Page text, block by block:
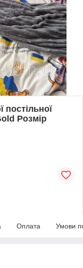
постільної
Розмір
Оплата Умови